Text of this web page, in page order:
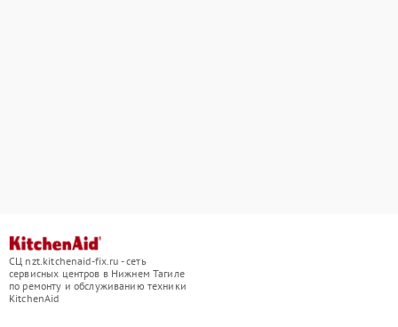
СЦ nzt.kitchenaid-fix.ru - сеть
сервисных центров в Нижнем Тагиле
по ремонту и обслуживанию техники
KitchenAid